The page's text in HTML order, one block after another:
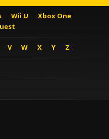
Wii U
Xbox One
V W X Y Z